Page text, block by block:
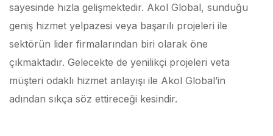
sayesinde hızla gelişmektedir. Akol Global, sunduğu
geniş hizmet yelpazesi veya başarılı projeleri ile
sektörün lider firmalarından biri olarak öne
çıkmaktadır. Gelecekte de yenilikçi projeleri veta
müşteri odaklı hizmet anlayışı ile Akol Global’in
adından sıkça söz ettireceği kesindir.